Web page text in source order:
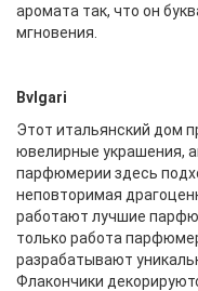
аромата так, что он
мгновения.
Bvlgari
Этот итальянский дом
ювелирные украшения,
парфюмерии здесь
неповторимая
работают лучшие
только работа
разрабатывают
Флакончики